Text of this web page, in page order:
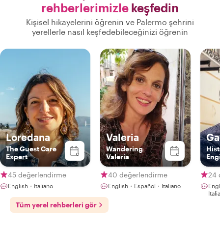
rehberlerimizle keşfedin
Kişisel hikayelerini öğrenin ve Palermo şehrini
yerellerle nasıl keşfedebileceğinizi öğrenin
Loredana
The Guest Care
Expert
45 değerlendirme
English・Italiano
Valeria
Wandering
Valeria
40 değerlendirme
English・Español・Italiano
24
Tüm yerel rehberleri gör